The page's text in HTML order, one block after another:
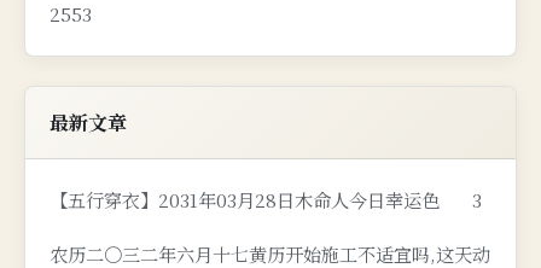
2553
最新文章
【五行穿衣】2031年03月28日木命人今日幸运色 3
农历二〇三二年六月十七黄历开始施工不适宜吗,这天动